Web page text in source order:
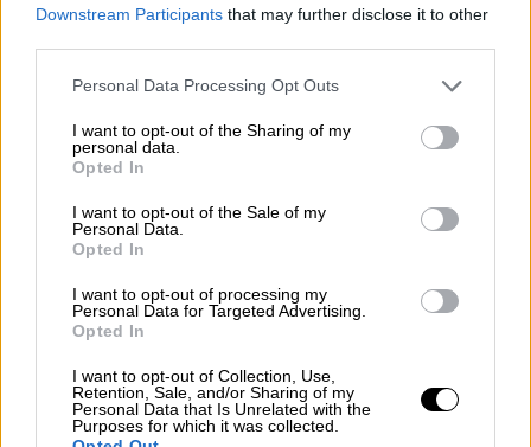
Downstream Participants that may further disclose it to other
Please note that this website/app uses one or more Google
not limited to your visit or usage behaviour. You may click to
grant or deny consent to Google and its third-party tags to
use your data for below specified purposes in below Google
consent section.
Personal Data Processing Opt Outs
I want to opt-out of the Sharing of my
personal data.
Opted In
I want to opt-out of the Sale of my
Personal Data.
Opted In
I want to opt-out of processing my
Personal Data for Targeted Advertising.
Opted In
I want to opt-out of Collection, Use,
Retention, Sale, and/or Sharing of my
Personal Data that Is Unrelated with the
Purposes for which it was collected.
κατανάλωσαν βότκα και σφηνάκια στο χωριό
Νεοχώρι, όπου διέμενε η σχολική αποστολή.
Το περιστατικό συνέβη υπό την επίβλεψη
φαίνεται – δεν αντιλήφθηκαν εγκαίρως τη
χρήση αλκοόλ από τους ανήλικους. Ο
17χρονος, που παρουσίασε έντονη δυσφορία
και ζάλη, διακομίστηκε με ασθενοφόρο του
ΕΚΑΒ στο
του παρείχαν τις πρώτες βοήθειες και, αφού
σταθεροποιήθηκε η κατάστασή του, πήρε